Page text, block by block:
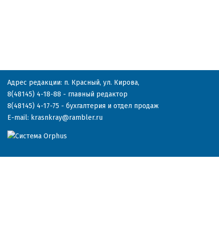
Адрес редакции: п. Красный, ул. Кирова,
8(48145) 4-18-88 - главный редактор
8(48145) 4-17-75 - бухгалтерия и отдел продаж
E-mail: krasnkray@rambler.ru